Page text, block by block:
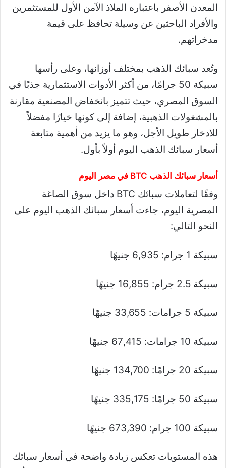
المعدن الأصفر باعتباره الملاذ الآمن الأول للمستثمرين
والأفراد الباحثين عن وسيلة تحافظ على قيمة
مدخراتهم.
وتُعد سبائك الذهب بمختلف أوزانها، وعلى رأسها
سبيكة 50 جرامًا، من أكثر الأدوات الاستثمارية جذبًا في
السوق المصري، حيث تتميز بانخفاض المصنعية مقارنة
بالمشغولات الذهبية، إضافة إلى كونها خيارًا مفضلاً
للادخار طويل الأجل، وهو ما يزيد من أهمية متابعة
أسعار سبائك الذهب اليوم أولاً بأول.
أسعار سبائك الذهب BTC في مصر اليوم
وفقًا لتعاملات سبائك BTC داخل سوق الصاغة
المصرية اليوم، جاءت أسعار سبائك الذهب اليوم على
النحو التالي:
سبيكة 1 جرام: 6,935 جنيهًا
سبيكة 2.5 جرام: 16,855 جنيهًا
سبيكة 5 جرامات: 33,655 جنيهًا
سبيكة 10 جرامات: 67,415 جنيهًا
سبيكة 20 جرامًا: 134,700 جنيهًا
سبيكة 50 جرامًا: 335,175 جنيهًا
سبيكة 100 جرام: 673,390 جنيهًا
هذه المستويات تعكس زيادة واضحة في أسعار سبائك